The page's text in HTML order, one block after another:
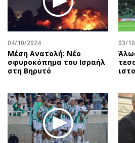
Κύπρος
Παιδεία
Υγεία
Πολιτική
Βουλευτικές 2026
Προεδρικές 2023
Δημοσκοπήσεις
Διπλωματία
Αθλητισμός
04/10/2024
Mέση Ανατολή: Νέο
σφυροκόπημα του Ισραήλ
στη Βηρυτό
03/